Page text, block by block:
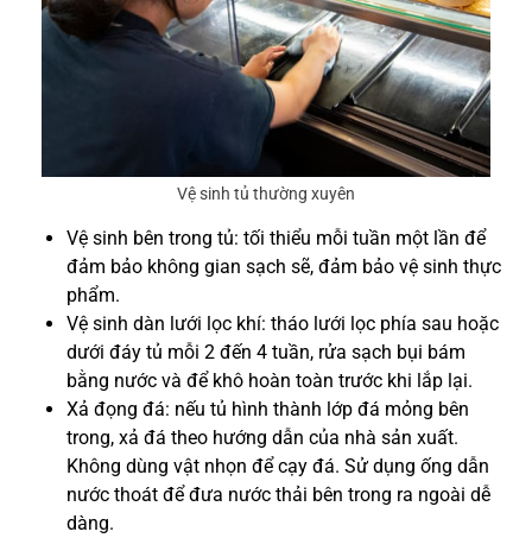
Vệ sinh tủ thường xuyên
Vệ sinh bên trong tủ: tối thiểu mỗi tuần một lần để
đảm bảo không gian sạch sẽ, đảm bảo vệ sinh thực
phẩm.
Vệ sinh dàn lưới lọc khí: tháo lưới lọc phía sau hoặc
dưới đáy tủ mỗi 2 đến 4 tuần, rửa sạch bụi bám
bằng nước và để khô hoàn toàn trước khi lắp lại.
Xả đọng đá: nếu tủ hình thành lớp đá mỏng bên
trong, xả đá theo hướng dẫn của nhà sản xuất.
Không dùng vật nhọn để cạy đá. Sử dụng ống dẫn
nước thoát để đưa nước thải bên trong ra ngoài dễ
dàng.